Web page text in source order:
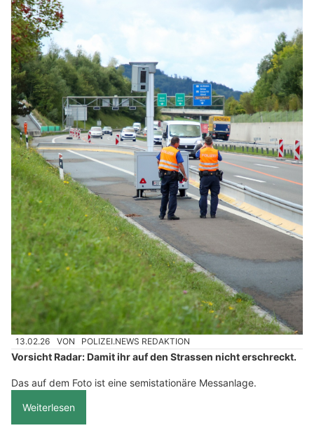
13.02.26 VON POLIZEI.NEWS REDAKTION
Vorsicht Radar: Damit ihr auf den Strassen nicht erschreckt.
Das auf dem Foto ist eine semistationäre Messanlage.
Weiterlesen